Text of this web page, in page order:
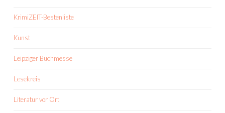
KrimiZEIT-Bestenliste
Kunst
Leipziger Buchmesse
Lesekreis
Literatur vor Ort